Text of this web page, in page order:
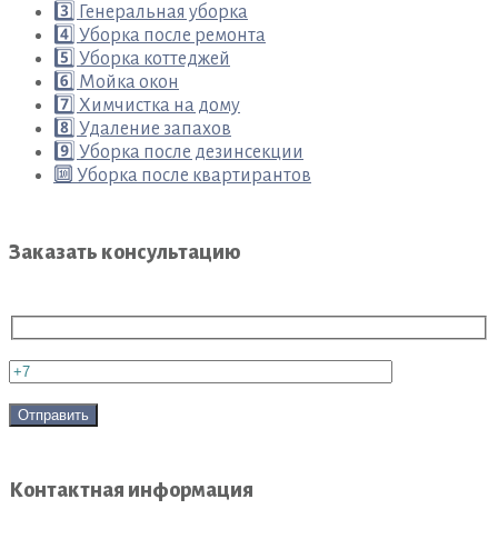
3️⃣ Генеральная уборка
4️⃣ Уборка после ремонта
5️⃣ Уборка коттеджей
6️⃣ Мойка окон
7️⃣ Химчистка на дому
8️⃣ Удаление запахов
9️⃣ Уборка после дезинсекции
🔟 Уборка после квартирантов
Заказать консультацию
Контактная информация